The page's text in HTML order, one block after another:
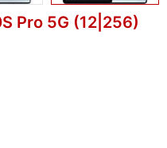
Pro 5G (12|256)